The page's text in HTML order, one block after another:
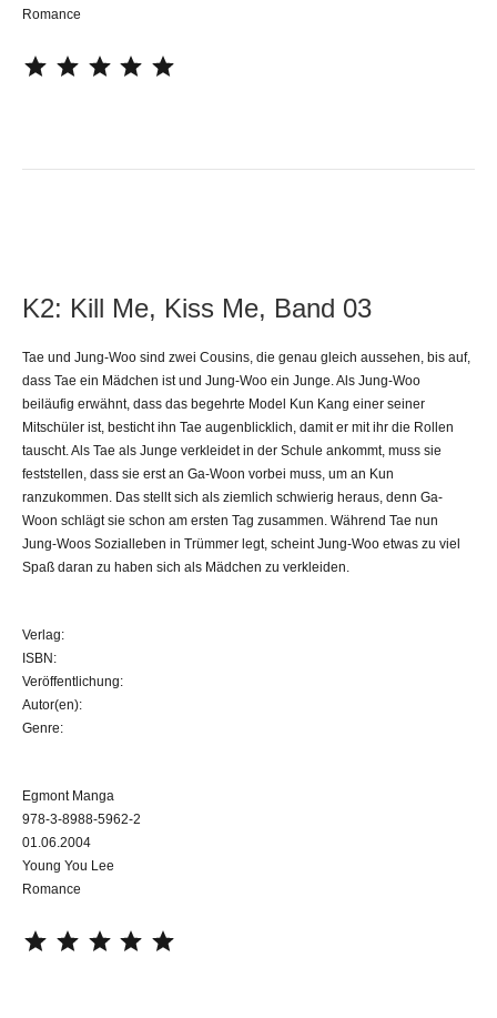
Romance
K2: Kill Me, Kiss Me, Band 03
Tae und Jung-Woo sind zwei Cousins, die genau gleich aussehen, bis auf,
dass Tae ein Mädchen ist und Jung-Woo ein Junge. Als Jung-Woo
beiläufig erwähnt, dass das begehrte Model Kun Kang einer seiner
Mitschüler ist, besticht ihn Tae augenblicklich, damit er mit ihr die Rollen
tauscht. Als Tae als Junge verkleidet in der Schule ankommt, muss sie
feststellen, dass sie erst an Ga-Woon vorbei muss, um an Kun
ranzukommen. Das stellt sich als ziemlich schwierig heraus, denn Ga-
Woon schlägt sie schon am ersten Tag zusammen. Während Tae nun
Jung-Woos Sozialleben in Trümmer legt, scheint Jung-Woo etwas zu viel
Spaß daran zu haben sich als Mädchen zu verkleiden.
Verlag:
ISBN:
Veröffentlichung:
Autor(en):
Genre:
Egmont Manga
978-3-8988-5962-2
01.06.2004
Young You Lee
Romance